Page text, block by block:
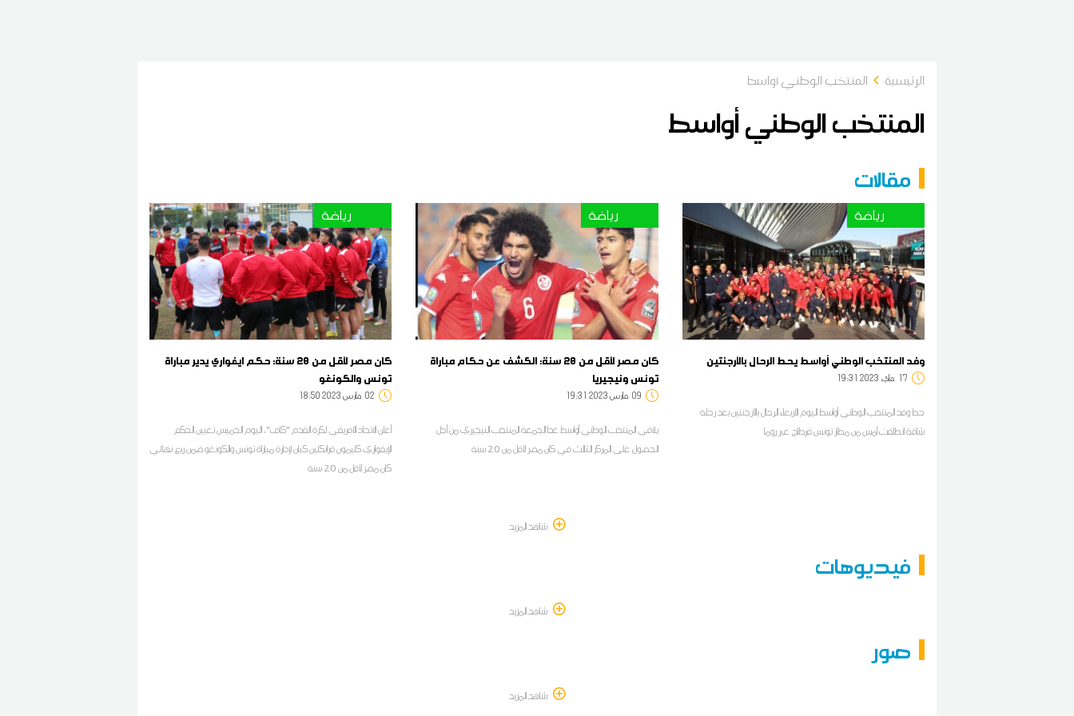
الرئيسية المنتخب الوطني أواسط
المنتخب الوطني أواسط
مقالات
رياضة
وفد المنتخب الوطني أواسط يحط الرحال بالأرجنتين
17 19:31 2023 ماي
حط وفد المنتخب الوطني أواسط اليوم الأربعاء الرحال بالأرجنتين بعد رحلة
شاقة انطلقت أمس من مطار تونس قرطاج عبر روما
رياضة
كان مصر لأقل من 20 سنة: الكشف عن حكام مباراة
تونس ونيجيريا
09 19:31 2023 مارس
يلاقي المنتخب الوطني أواسط غدا الجمعة المنتخب النيجيري من أجل
الحصول على المركز الثالث في كان مصر لأقل من 20 سنة
رياضة
كان مصر لأقل من 20 سنة: حكم ايفواري يدير مباراة
تونس والكونغو
02 18:50 2023 مارس
أعلن الاتحاد الأفريقي لكرة القدم "كاف"، اليوم الخميس تعيين الحكم
الإيفواري كليمون فرانكلين كبان لإدارة مباراة تونس والكونغو ضمن ربع نهائي
كان مصر لأقل من 20 سنة
شاهد المزيد
فيديوهات
شاهد المزيد
صور
شاهد المزيد